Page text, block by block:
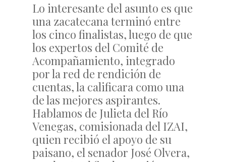
Lo interesante del asunto es que
una zacatecana terminó entre
los cinco finalistas, luego de que
los expertos del Comité de
Acompañamiento, integrado
por la red de rendición de
cuentas, la calificara como una
de las mejores aspirantes.
Hablamos de Julieta del Río
Venegas, comisionada del IZAI,
quien recibió el apoyo de su
paisano, el senador José Olvera,